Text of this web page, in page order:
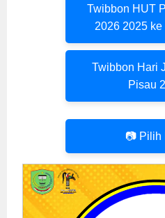
Twibbon HUT
2026 2025 ke
Twibbon Hari
Pisau
📷 Pilih